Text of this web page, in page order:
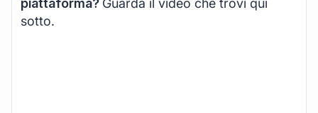
piattaforma? Guarda il video che trovi qui
sotto.